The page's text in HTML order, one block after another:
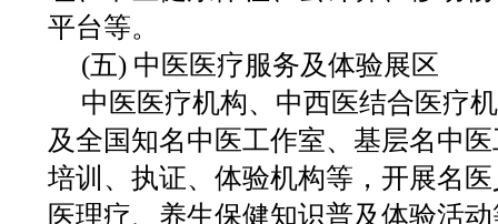
平台等。
(五) 中医医疗服务及体验展区
中医医疗机构、中西医结合医疗
及全国知名中医工作室、基层名中
培训、执证、体验机构等，开展名
医理疗、养生保健知识普及体验活